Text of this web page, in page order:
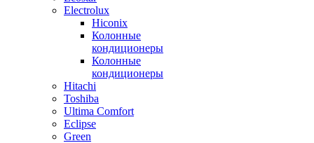
Electrolux
Hiconix
Колонные
кондиционеры
Колонные
кондиционеры
Hitachi
Toshiba
Ultima Comfort
Eclipse
Green